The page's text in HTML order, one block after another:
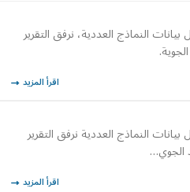
النماذج العددية، نرفق التقرير
اقرأ المزيد
النماذج العددية نرفق التقرير
اقرأ المزيد